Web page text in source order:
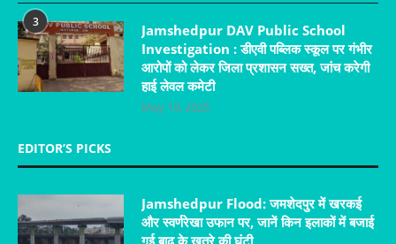
3
Jamshedpur DAV Public School
Investigation : डीएवी पब्लिक स्कूल पर गंभीर
आरोपों को लेकर जिला प्रशासन सख्त, जांच करेगी
हाई लेवल कमेटी
May 19, 2025
EDITOR’S PICKS
Jamshedpur Flood: जमशेदपुर में खरकई
और स्वर्णरेखा उफान पर, जानें किन इलाकों में बजाई
गई बाढ़ के खतरे की घंटी